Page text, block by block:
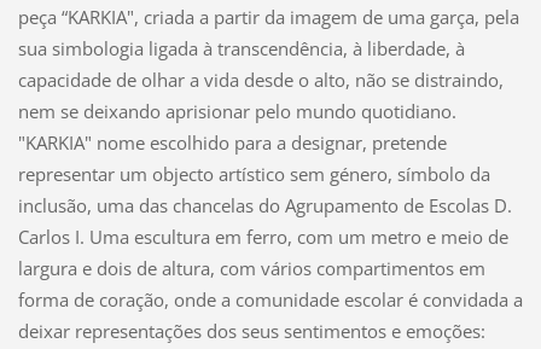
peça “KARKIA", criada a partir da imagem de uma garça, pela
sua simbologia ligada à transcendência, à liberdade, à
capacidade de olhar a vida desde o alto, não se distraindo,
nem se deixando aprisionar pelo mundo quotidiano.
"KARKIA" nome escolhido para a designar, pretende
representar um objecto artístico sem género, símbolo da
inclusão, uma das chancelas do Agrupamento de Escolas D.
Carlos I. Uma escultura em ferro, com um metro e meio de
largura e dois de altura, com vários compartimentos em
forma de coração, onde a comunidade escolar é convidada a
deixar representações dos seus sentimentos e emoções: